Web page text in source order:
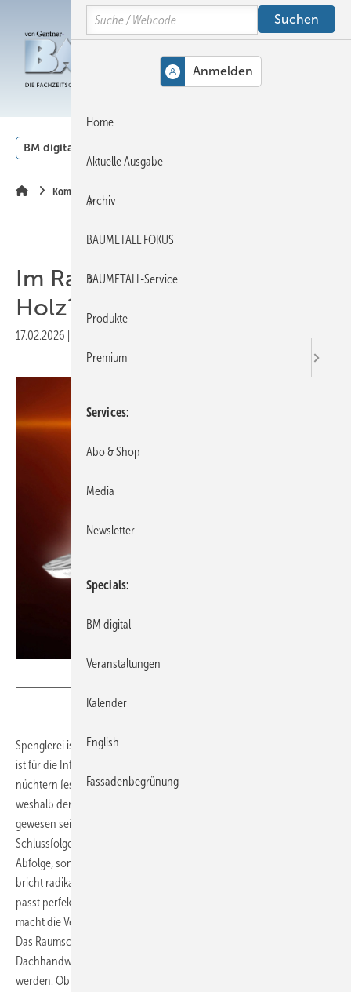
Hauptinhalt
Hauptmenü
SiteSearch
BM digital
Kommentar
Im R aumschiff zur Dach +
Holz? Logisch!
17.02.2026
Spenglerei ist fast Science-Fiction „Die Existenz des Dachhandwerks
ist für die Infrastruktur der Zivilisation essenziell“, stellte Mr. Spock
nüchtern fest. Na gut, die Dach + Holz liegt noch in der Zukunft,
weshalb der Erste Offizier der Enterprise unmöglich bereits dort
gewesen sein kann. Doch für einen Vulkanier ist diese
Schlussfolgerung schlichtweg logisch – sie bedarf keiner zeitlichen
Abfolge, sondern lediglich einer Analyse der Fakten. Spocks Aussage
bricht radikal mit dem verstaubten Klischee des bloßen Bauberufs. Sie
passt perfekt zum in Halle 8 präsentierten Spengler-Raumschiff und
macht die Verbindung zur Science-Fiction sofort sichtbar. Mehr noch:
Das Raumschiff aus Titanzink ist der Beweis, dass im modernen
Dachhandwerk die Grenzen des Machbaren täglich verschoben
werden. Ob Laserstrahlschneiden, 3D-Druck oder die Abwicklung
Search
Home
Aktuelle Ausgabe
Archiv
BAUMETALL FOKUS
BAUMETALL-Service
Produkte
Premium
Services
Abo & Shop
Media
Newsletter
Specials
BM digital
Veranstaltungen
Kalender
English
Fassadenbegrünung